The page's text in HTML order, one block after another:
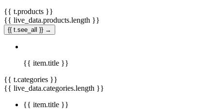
{{ t.products }}
{{ live_data.products.length }}
{{ t.see_all }} →
{{ item.title }}
{{ t.categories }}
{{ live_data.categories.length }}
{{ item.title }}